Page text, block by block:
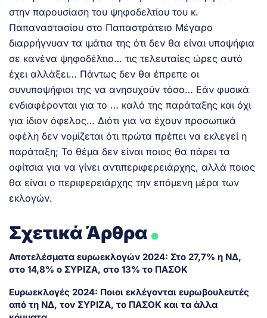
στην παρουσίαση του ψηφοδελτίου του κ.
Παπαναστασίου στο Παπαστράτειο Μέγαρο
διαρρήγνυαν τα ιμάτια της ότι δεν θα είναι υποψήφια
σε κανένα ψηφοδέλτιο… τις τελευταίες ώρες αυτό
έχει αλλάξει… Πάντως δεν θα έπρεπε οι
συνυποψήφιοι της να ανησυχούν τόσο… Εάν φυσικά
ενδιαφέρονται για το … καλό της παράταξης και όχι
για ίδιον όφελος… Διότι για να έχουν προσωπικά
οφέλη δεν νομίζεται ότι πρώτα πρέπει να εκλεγεί η
παράταξη; Το θέμα δεν είναι ποιος θα πάρει τα
οφίτσια για να γίνει αντιπεριφερειάρχης, αλλά ποιος
θα είναι ο περιφερειάρχης την επόμενη μέρα των
εκλογών.
Σχετικά Άρθρα.
Αποτελέσματα ευρωεκλογών 2024: Στο 27,7% η ΝΔ,
στο 14,8% ο ΣΥΡΙΖΑ, στο 13% το ΠΑΣΟΚ
Ευρωεκλογές 2024: Ποιοι εκλέγονται ευρωβουλευτές
από τη ΝΔ, τον ΣΥΡΙΖΑ, το ΠΑΣΟΚ και τα άλλα